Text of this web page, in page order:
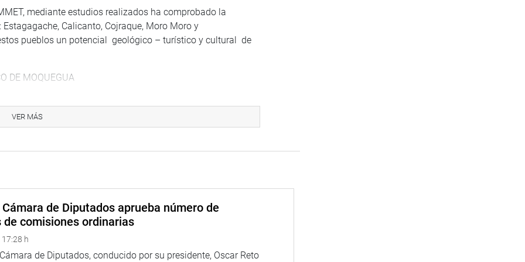
mediante estudios realizados ha comprobado la
Calicanto, Cojraque, Moro Moro y
pueblos un potencial geológico – turístico y cultural de
DE MOQUEGUA
aguas termales, surgencias de aguas calientes en forma de
alcanzan más de 5 metros de altura.
Huaynaputina la mayoría de ellos establecidos sobre
Miradores del Cráter del volcán. Mirador de la cumbre.
del río Tambo. Mirador del valle de Quinistaquillas.
del cañón del río Tambo.
con la ciudad de Pompeya, que desapareció por
turístico de Italia. En la región Moquegua los atractivos geo
sector privado, dijo.
VER MÁS
de Diputados aprueba número de
comisiones ordinarias
h
de Diputados, conducido por su presidente, Oscar Reto